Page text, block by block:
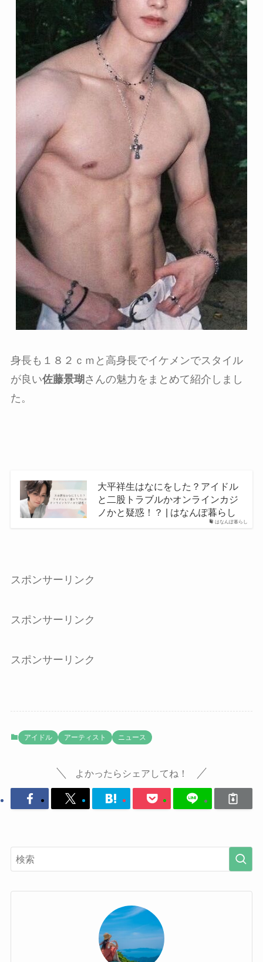
身長も１８２ｃｍと高身長でイケメンでスタイル
が良い佐藤景瑚 さんの魅力をまとめて紹介しまし
た。
はなんぽ暮らし
大平祥生はなにをした？アイドル
と二股トラブルかオンラインカジ
ノかと疑惑！？ | はなんぽ暮らし
スポンサーリンク
スポンサーリンク
スポンサーリンク
アイドル アーティスト ニュース
よかったらシェアしてね！